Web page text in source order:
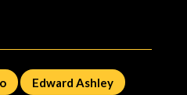
Edward Ashley